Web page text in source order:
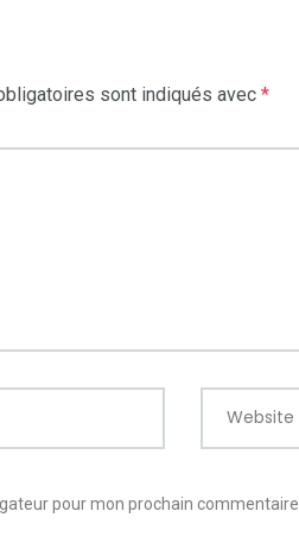
sont indiqués avec *
Website
pour mon prochain commentaire.